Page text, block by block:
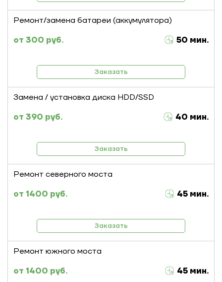
Ремонт/замена батареи (аккумулятора)
300 руб.
50 мин.
Заказать
Замена / установка диска HDD/SSD
390 руб.
40 мин.
Заказать
Ремонт северного моста
1400 руб.
45 мин.
Заказать
Ремонт южного моста
1400 руб.
45 мин.